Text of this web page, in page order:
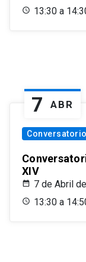
13:30 a
7 ABR
Conversatorio
XIV
7 de Abril
13:30 a